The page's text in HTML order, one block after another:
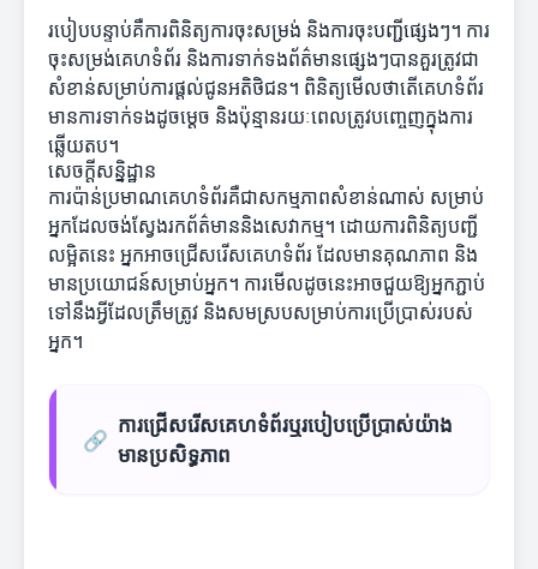
របៀបបន្ទាប់គឺការពិនិត្យការចុះសម្រង់ និងការចុះបញ្ជីផ្សេងៗ។ ការ
ចុះសម្រង់គេហទំព័រ និងការទាក់ទងព័ត៌មានផ្សេងៗបានគួរត្រូវជា
សំខាន់សម្រាប់ការផ្តល់ជូនអតិថិជន។ ពិនិត្យមើលថាតើគេហទំព័រ
មានការទាក់ទងដូចម្ដេច និងប៉ុន្មានរយៈពេលត្រូវបញ្ចេញក្នុងការ
ឆ្លើយតប។
សេចក្តីសន្និដ្ឋាន
ការប៉ាន់ប្រមាណគេហទំព័រគឺជាសកម្មភាពសំខាន់ណាស់ សម្រាប់
អ្នកដែលចង់ស្វែងរកព័ត៌មាននិងសេវាកម្ម។ ដោយការពិនិត្យបញ្ជី
លម្អិតនេះ អ្នកអាចជ្រើសរើសគេហទំព័រ ដែលមានគុណភាព និង
មានប្រយោជន៍សម្រាប់អ្នក។ ការមើលដូចនេះអាចជួយឱ្យអ្នកភ្ជាប់
ទៅនឹងអ្វីដែលត្រឹមត្រូវ និងសមស្របសម្រាប់ការប្រើប្រាស់របស់
អ្នក។
🔗
ការជ្រើសរើសគេហទំព័រឬរបៀបប្រើប្រាស់យ៉ាង
មានប្រសិទ្ធភាព